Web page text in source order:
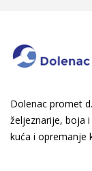
Dolenac promet
željeznarije, boja
kuća i opremanje